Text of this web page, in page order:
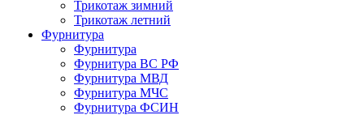
Трикотаж зимний
Трикотаж летний
Фурнитура
Фурнитура
Фурнитура ВС РФ
Фурнитура МВД
Фурнитура МЧС
Фурнитура ФСИН